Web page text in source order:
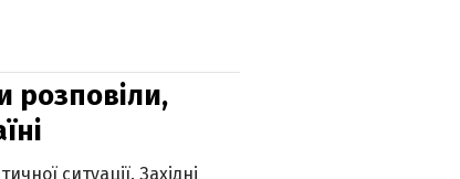
розповіли,
ситуації. Західні